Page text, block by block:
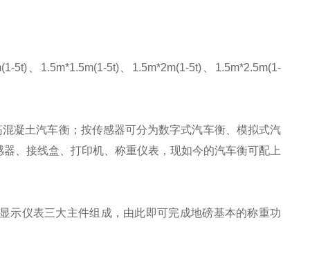
5t)、1.5m*1.5m(1-5t)、1.5m*2m(1-5t)、1.5m*2.5m(1-
凝土汽车衡；按传感器可分为数字式汽车衡、模拟式汽
、接线盒、打印机、称重仪表，现如今的汽车衡可配上
示仪表三大主件组成，由此即可完成地磅基本的称重功